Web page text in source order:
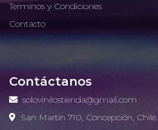
Terminos y Condiciones
Contacto
Contáctanos
solovinilostienda@gmail.com
San Martin 710, Concepción, Chile.